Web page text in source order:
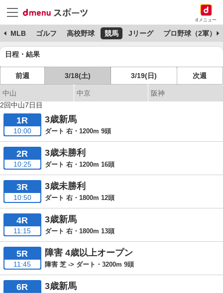
dメニュー
MLB ゴルフ 高校野球 競馬 Jリーグ プロ野球（2軍）
日程・結果
前週 3/18(土) 3/19(日) 次週
中山 中京
阪神
2回中山7日目
1R
10:00
3歳新馬
ダート 右・1200m 9頭
2R
10:25
3歳未勝利
ダート 右・1200m 16頭
3R
10:50
3歳未勝利
ダート 右・1800m 12頭
4R
11:15
3歳新馬
ダート 右・1800m 13頭
5R
11:45
障害 4歳以上オープン
障害 芝 -> ダート・3200m 9頭
6R 3歳新馬